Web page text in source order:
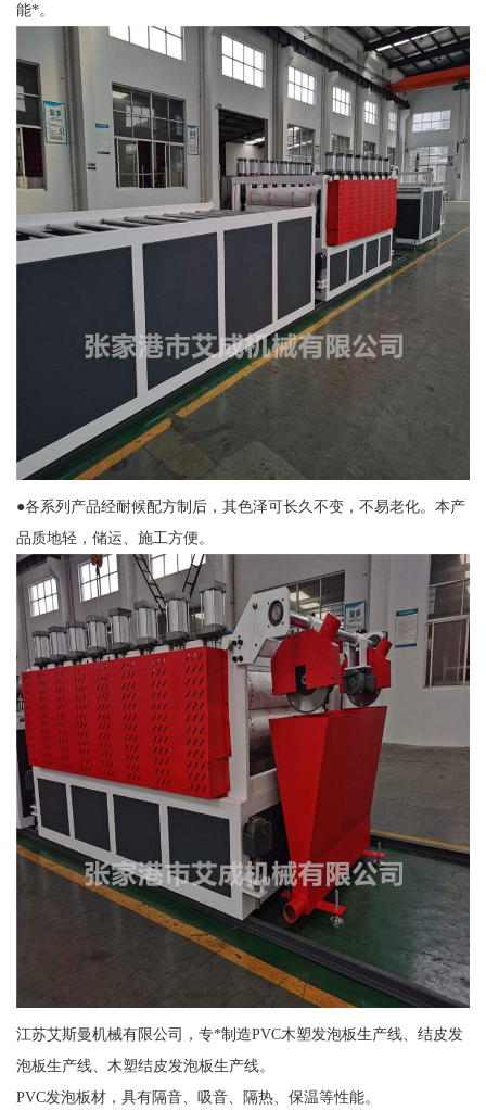
能*。
●各系列产品经耐候配方制后，其色泽可长久不变，不易老化。本产
品质地轻，储运、施工方便。
江苏艾斯曼机械有限公司，专*制造PVC木塑发泡板生产线、结皮发
泡板生产线、木塑结皮发泡板生产线。
PVC发泡板材，具有隔音、吸音、隔热、保温等性能。